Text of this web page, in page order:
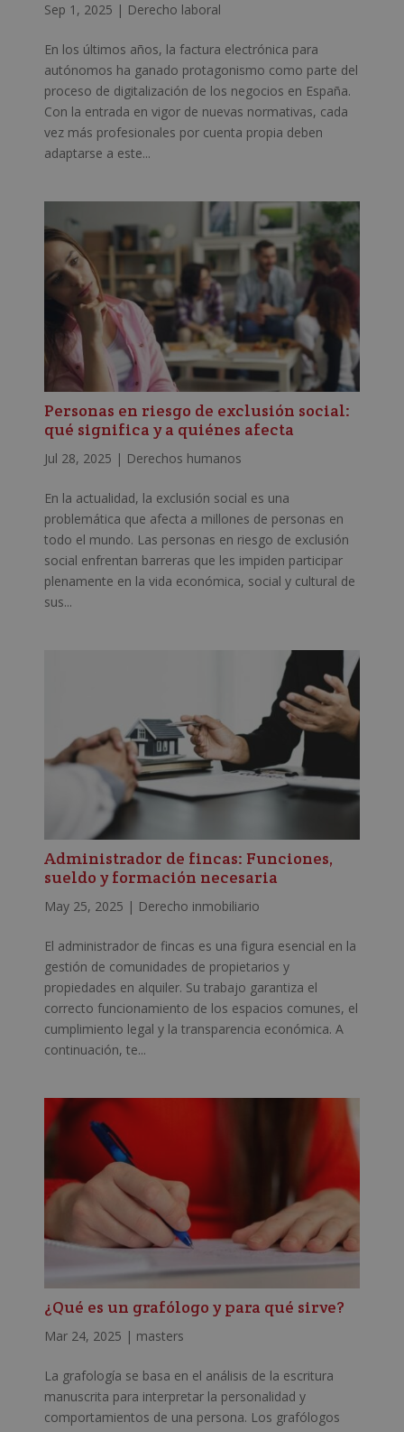
Sep 1, 2025 | Derecho laboral
En los últimos años, la factura electrónica para
autónomos ha ganado protagonismo como parte del
proceso de digitalización de los negocios en España.
Con la entrada en vigor de nuevas normativas, cada
vez más profesionales por cuenta propia deben
adaptarse a este...
Personas en riesgo de exclusión social:
qué significa y a quiénes afecta
Jul 28, 2025 | Derechos humanos
En la actualidad, la exclusión social es una
problemática que afecta a millones de personas en
todo el mundo. Las personas en riesgo de exclusión
social enfrentan barreras que les impiden participar
plenamente en la vida económica, social y cultural de
sus...
Administrador de fincas: Funciones,
sueldo y formación necesaria
May 25, 2025 | Derecho inmobiliario
El administrador de fincas es una figura esencial en la
gestión de comunidades de propietarios y
propiedades en alquiler. Su trabajo garantiza el
correcto funcionamiento de los espacios comunes, el
cumplimiento legal y la transparencia económica. A
continuación, te...
¿Qué es un grafólogo y para qué sirve?
Mar 24, 2025 | masters
La grafología se basa en el análisis de la escritura
manuscrita para interpretar la personalidad y
comportamientos de una persona. Los grafólogos